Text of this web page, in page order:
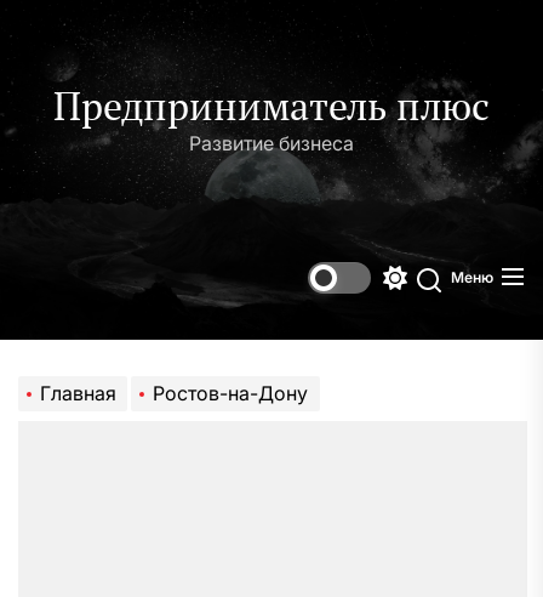
содержимому
Предприниматель плюс
Развитие бизнеса
Поиск
Меню
Главная Ростов-на-Дону